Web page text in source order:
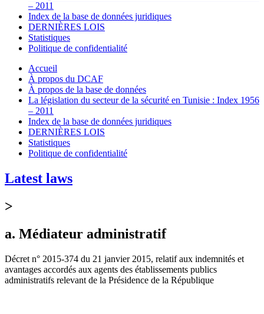
– 2011
Index de la base de données juridiques
DERNIÈRES LOIS
Statistiques
Politique de confidentialité
Accueil
À propos du DCAF
À propos de la base de données
La législation du secteur de la sécurité en Tunisie : Index 1956
– 2011
Index de la base de données juridiques
DERNIÈRES LOIS
Statistiques
Politique de confidentialité
Latest laws
>
a. Médiateur administratif
Décret n° 2015-374 du 21 janvier 2015, relatif aux indemnités et
avantages accordés aux agents des établissements publics
administratifs relevant de la Présidence de la République